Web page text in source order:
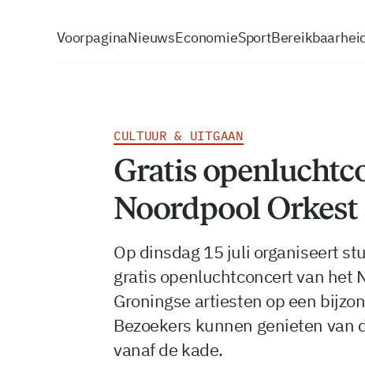
VoorpaginaNieuwsEconomieSport
CULTUUR & UITGAAN
Gratis
Noordpool Orkest
Op dinsdag 15 juli organiseert
gratis openluchtconcert van het
Groningse artiesten op een
Bezoekers kunnen genieten van
vanaf de kade.